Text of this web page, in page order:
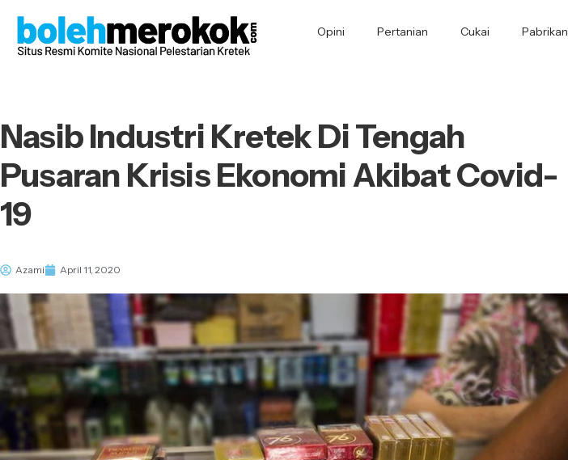
Opini Pertanian Cukai Pabrikan
Nasib Industri Kretek Di Tengah
Pusaran Krisis Ekonomi Akibat Covid-
19
Azami April 11, 2020